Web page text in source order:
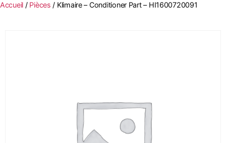
Accueil / Pièces / Klimaire – Conditioner Part – HI1600720091